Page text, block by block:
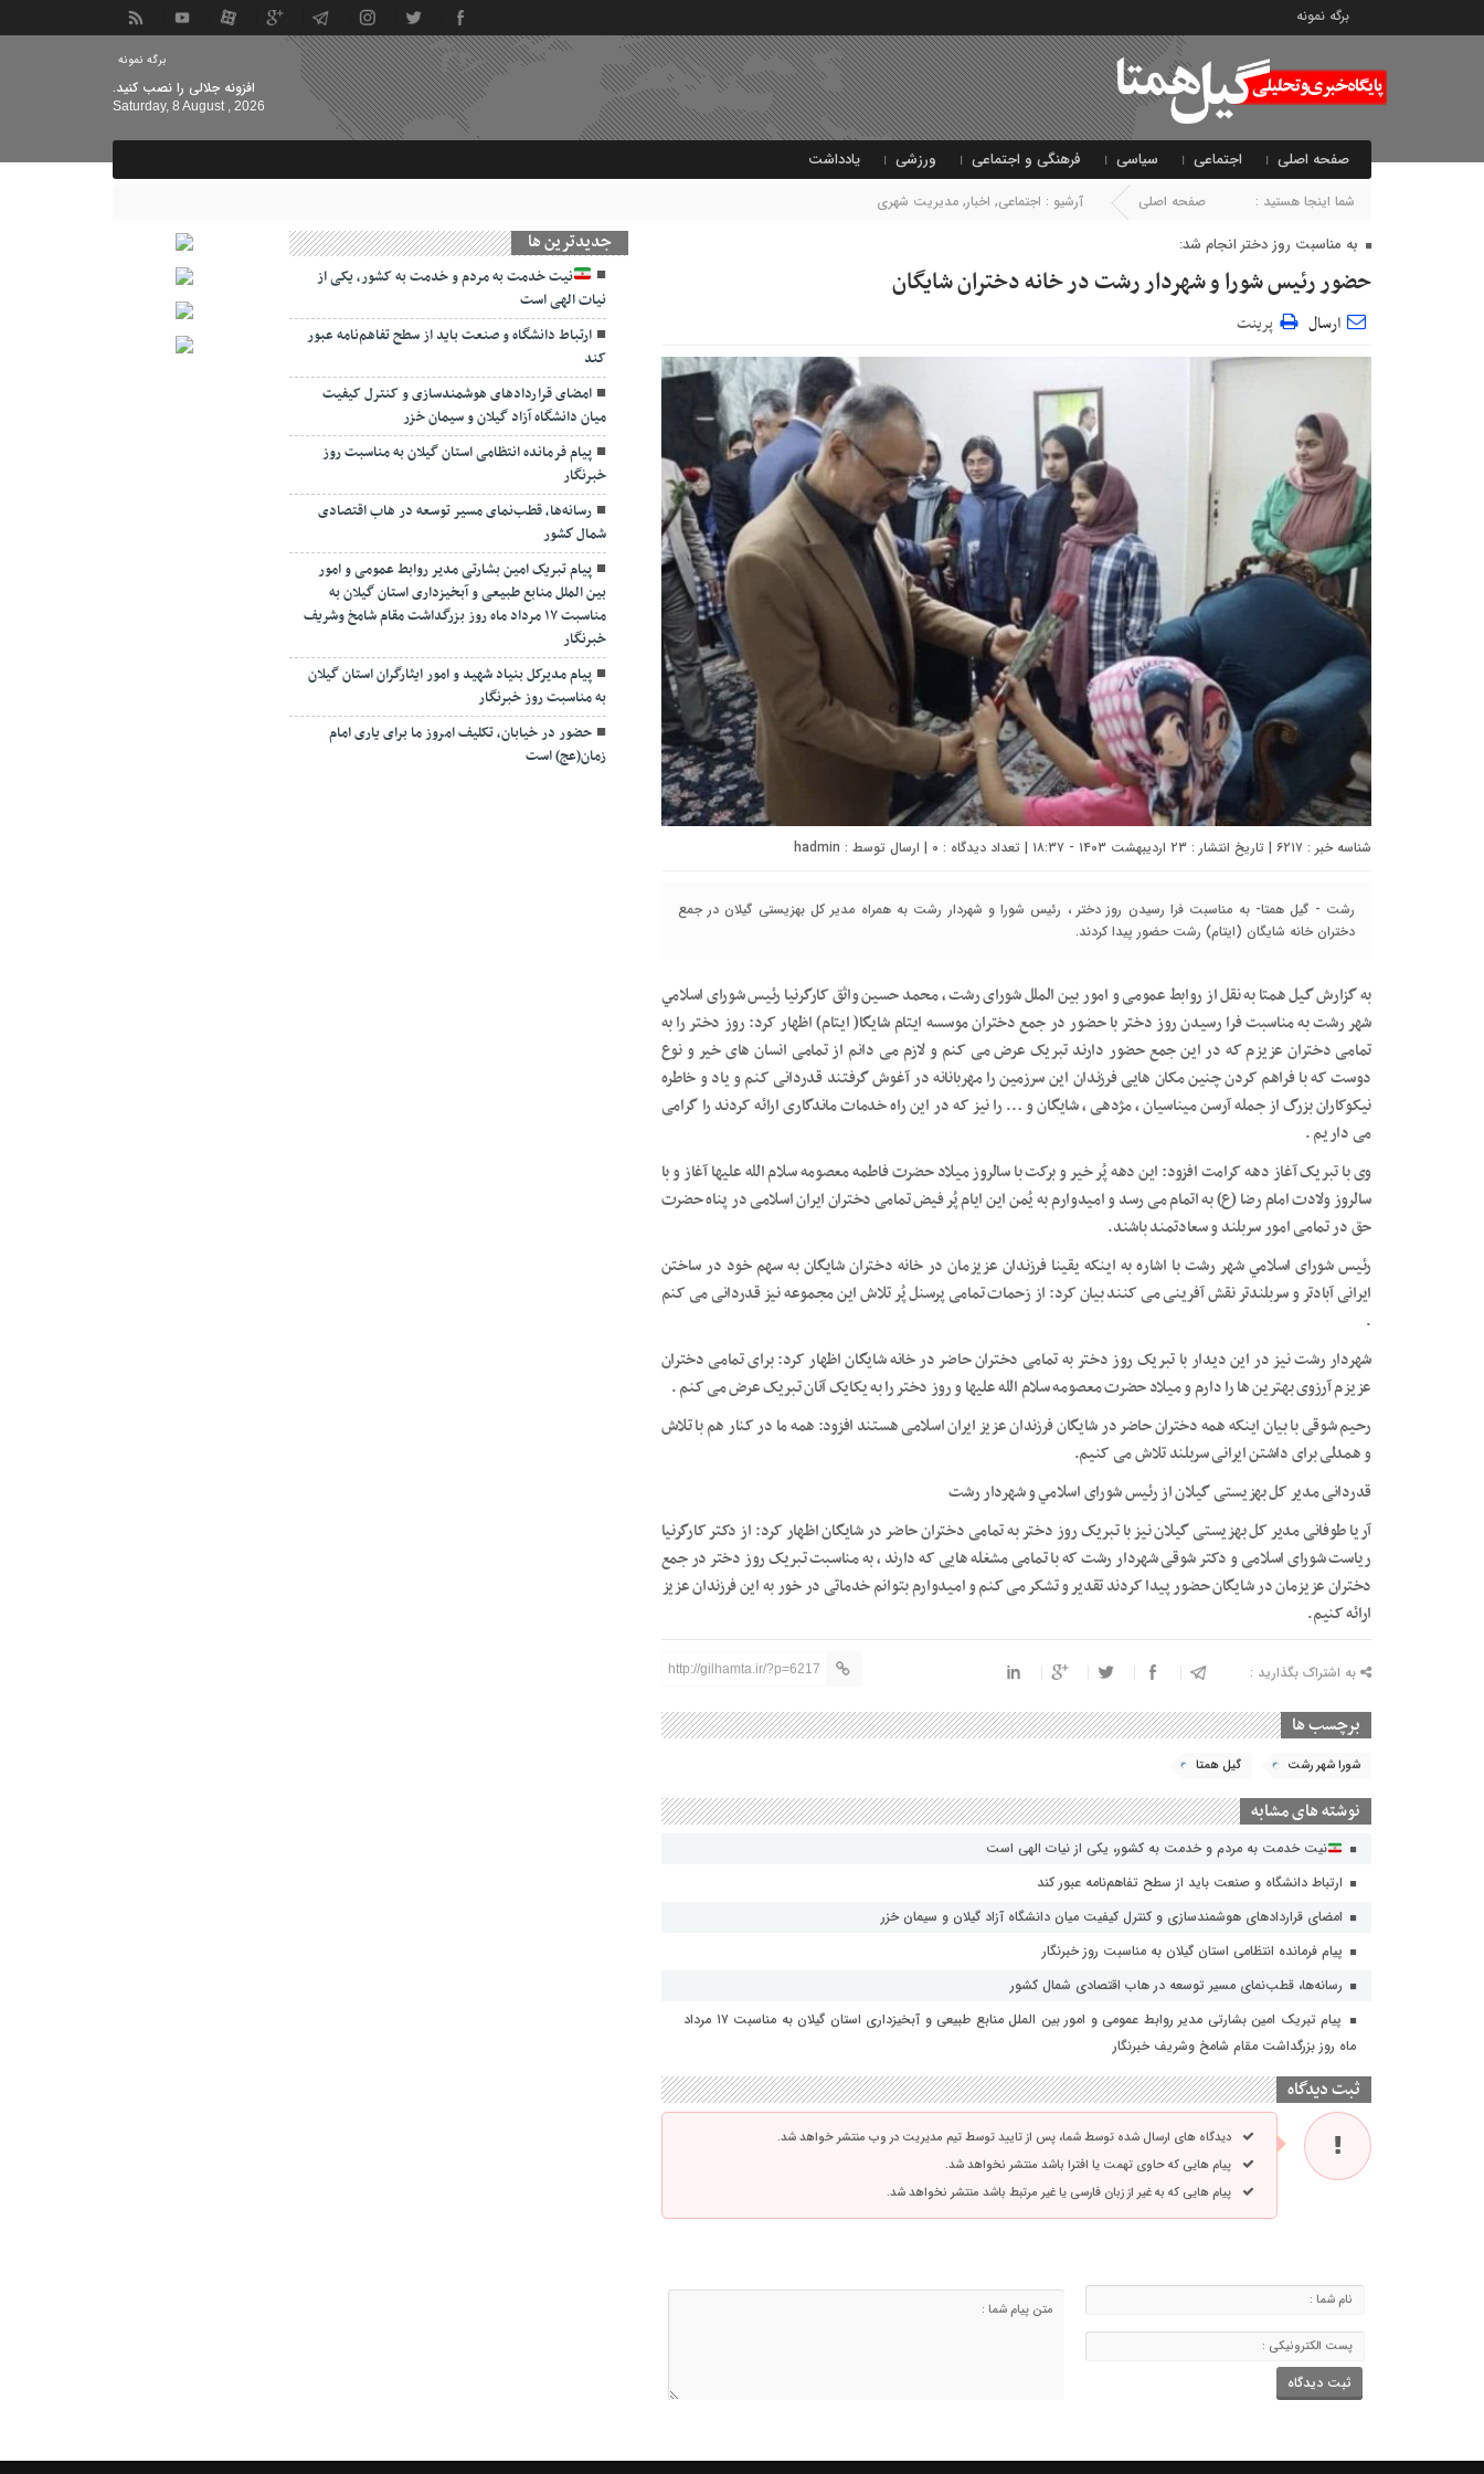
برگه نمونه
برگه نمونه
افزونه جلالی را نصب کنید.
Saturday, 8 August , 2026
صفحه اصلی اجتماعی سیاسی فرهنگی و اجتماعی ورزشی یادداشت
شما اینجا هستید : صفحه اصلی آرشیو : اجتماعی, اخبار, مدیریت شهری
به مناسبت روز دختر انجام شد:
حضور رئیس شورا و شهردار رشت در خانه دختران شایگان
ارسال پرینت
شناسه خبر : ۶۲۱۷ | تاریخ انتشار : ۲۳ اردیبهشت ۱۴۰۳ - ۱۸:۳۷ | تعداد دیدگاه : ۰ | ارسال توسط : hadmin
رشت - گیل همتا- به مناسبت فرا رسیدن روز دختر ، رئیس شورا و شهردار رشت به همراه مدیر کل بهزیستی گیلان در جمع
دختران خانه شایگان (ایتام) رشت حضور پیدا کردند.
به گزارش گیل همتا به نقل از روابط عمومی و امور بین الملل شورای رشت ، محمد حسین واثق کارگرنیا رئیس شورای اسلامي
شهر رشت به مناسبت فرا رسیدن روز دختر با حضور در جمع دختران موسسه ایتام شایگا( ایتام) اظهار کرد: روز دختر را به
تمامی دختران عزیزم که در این جمع حضور دارند تبریک عرض می کنم و لازم می دانم از تمامی انسان های خیر و نوع
دوست که با فراهم کردن چنین مکان هایی فرزندان این سرزمین را مهربانانه در آغوش گرفتند قدردانی کنم و یاد و خاطره
نیکوکاران بزرگ از جمله آرسن میناسیان ، مژدهی ، شایگان و … را نیز که در این راه خدمات ماندگاری ارائه کردند را گرامی
می داریم .
وی با تبریک آغاز دهه کرامت افزود: این دهه پُر خیر و برکت با سالروز میلاد حضرت فاطمه معصومه سلام الله علیها آغاز و با
سالروز ولادت امام رضا (ع) به اتمام می رسد و امیدوارم به یُمن این ایام پُر فیض تمامی دختران ایران اسلامی در پناه حضرت
حق در تمامی امور سربلند و سعادتمند باشند.
رئیس شورای اسلامي شهر رشت با اشاره به اینکه یقینا فرزندان عزیزمان در خانه دختران شایگان به سهم خود در ساختن
ایرانی آبادتر و سربلندتر نقش آفرینی می کنند بیان کرد: از زحمات تمامی پرسنل پُر تلاش این مجموعه نیز قدردانی می کنم
.
شهردار رشت نیز در این دیدار با تبریک روز دختر به تمامی دختران حاضر در خانه شایگان اظهار کرد: برای تمامی دختران
عزیزم آرزوی بهترین ها را دارم و میلاد حضرت معصومه سلام الله علیها و روز دختر را به یکایک آنان تبریک عرض می کنم .
رحیم شوقی با بیان اینکه همه دختران حاضر در شایگان فرزندان عزیز ایران اسلامی هستند افزود: همه ما در کنار هم با تلاش
و همدلی برای داشتن ایرانی سربلند تلاش می کنیم.
قدردانی مدیر کل بهزیستی گیلان از رئیس شورای اسلامي و شهردار رشت
آریا طوفانی مدیر کل بهزیستی گیلان نیز با تبریک روز دختر به تمامی دختران حاضر در شایگان اظهار کرد: از دکتر کارگرنیا
ریاست شورای اسلامی و دکتر شوقی شهردار رشت که با تمامی مشغله هایی که دارند ، به مناسبت تبریک روز دختر در جمع
دختران عزیزمان در شایگان حضور پیدا کردند تقدیر و تشکر می کنم و امیدوارم بتوانم خدماتی در خور به این فرزندان عزیز
ارائه کنیم.
به اشتراک بگذارید : http://gilhamta.ir/?p=6217
برچسب ها
شورا شهر رشت گیل همتا
نوشته های مشابه
نیت خدمت به مردم و خدمت به کشور، یکی از نیات الهی است
ارتباط دانشگاه و صنعت باید از سطح تفاهم‌نامه عبور کند
امضای قراردادهای هوشمندسازی و کنترل کیفیت میان دانشگاه آزاد گیلان و سیمان خزر
پیام فرمانده انتظامی استان گیلان به مناسبت روز خبرنگار
رسانه‌ها، قطب‌نمای مسیر توسعه در هاب اقتصادی شمال كشور
پیام تبریک امین بشارتی مدیر روابط عمومی و امور بین الملل منابع طبیعی و آبخیزداری استان گیلان به مناسبت ۱۷ مرداد
ماه روز بزرگداشت مقام شامخ وشریف خبرنگار
ثبت دیدگاه
دیدگاه های ارسال شده توسط شما، پس از تایید توسط تیم مدیریت در وب منتشر خواهد شد.
پیام هایی که حاوی تهمت یا افترا باشد منتشر نخواهد شد.
پیام هایی که به غیر از زبان فارسی یا غیر مرتبط باشد منتشر نخواهد شد.
جديدترين ها
نیت خدمت به مردم و خدمت به کشور، یکی از
نیات الهی است
ارتباط دانشگاه و صنعت باید از سطح تفاهم‌نامه عبور
کند
امضای قراردادهای هوشمندسازی و کنترل کیفیت
میان دانشگاه آزاد گیلان و سیمان خزر
پیام فرمانده انتظامی استان گیلان به مناسبت روز
خبرنگار
رسانه‌ها، قطب‌نمای مسیر توسعه در هاب اقتصادی
شمال كشور
پیام تبریک امین بشارتی مدیر روابط عمومی و امور
بین الملل منابع طبیعی و آبخیزداری استان گیلان به
مناسبت ۱۷ مرداد ماه روز بزرگداشت مقام شامخ وشریف
خبرنگار
پیام مدیرکل بنیاد شهید و امور ایثارگران استان گیلان
به مناسبت روز خبرنگار
حضور در خیابان، تکلیف امروز ما برای یاری امام
زمان(عج) است